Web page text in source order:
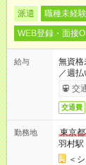
派遣 職種未経
WEB登録・面接
給与
無資
／週
了次
交
交通費
勤務地
東京
羽村駅
＜